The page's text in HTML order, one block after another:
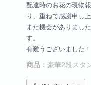
配達時のお花の現物
り、重ねて感謝申し上
また機会がありまし
す。
有難うございました！
商品：豪華2段スタ